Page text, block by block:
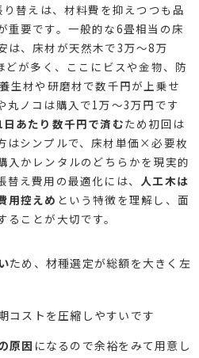
替えは、材料費を抑えつつも品
重要です。一般的な6畳相当の床
は、床材が天然木で3万〜8万
が多く、ここにビスや金物、防
生材や研磨材で数千円が上乗せ
丸ノコは購入で1万〜3万円です
日あたり数千円で済むため初回は
はシンプルで、床材単価×必要枚
入かレンタルのどちらかを現実的
え費用の最適化には、 人工木は
用控えめ という特徴を理解し、面
ことが大切です。
ため、材種選定が総額を大きく左
コストを圧縮しやすいです
原因 になるので余裕をみて用意し